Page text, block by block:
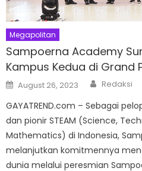
Megapolitan
Sampoerna Academy
Kampus Kedua di Grand
Posted
on
August 26, 2023 Author
Redaksi
GAYATREND.com – Sebagai
dan pionir STEAM (Science,
Mathematics) di Indonesia,
melanjutkan komitmennya
dunia melalui peresmian